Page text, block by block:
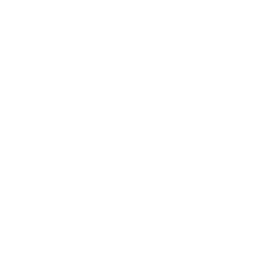
Financieras Interbancarias Mundiales"), una red
por letras y números. El BIC es necesario para
casos, optan tener un código SWIFT específico para
XXX, se refiere a la sede bancaria central. Si no, se
la cuenta de su destinatario y anular el pago.
y pedir que se anule la transferencia.